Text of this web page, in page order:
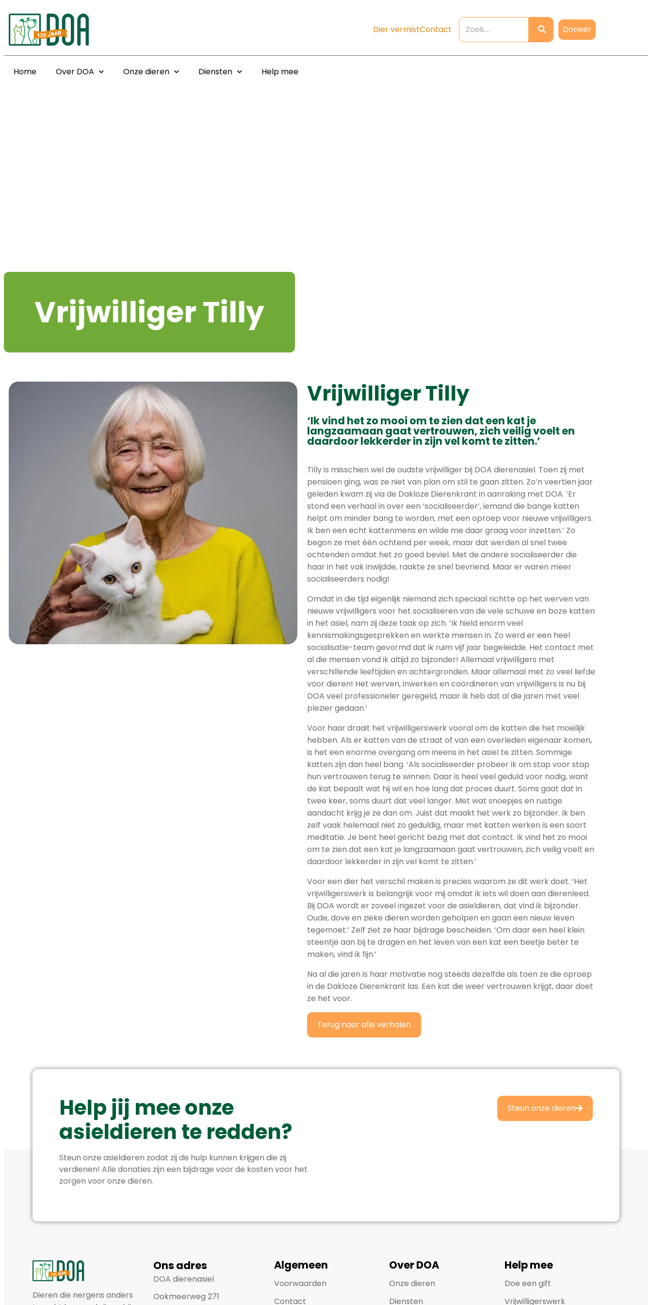
Dier vermistContact Doneer
Home Over DOA Onze dieren Diensten Help mee
Vrijwilliger Tilly
Vrijwilliger Tilly
‘Ik vind het zo mooi om te zien dat een kat je
langzaamaan gaat vertrouwen, zich veilig voelt en
daardoor lekkerder in zijn vel komt te zitten.’
Tilly is misschien wel de oudste vrijwilliger bij DOA dierenasiel. Toen zij met
pensioen ging, was ze niet van plan om stil te gaan zitten. Zo’n veertien jaar
geleden kwam zij via de Dakloze Dierenkrant in aanraking met DOA. ‘Er
stond een verhaal in over een ‘socialiseerder’, iemand die bange katten
helpt om minder bang te worden, met een oproep voor nieuwe vrijwilligers.
Ik ben een echt kattenmens en wilde me daar graag voor inzetten.’ Zo
begon ze met één ochtend per week, maar dat werden al snel twee
ochtenden omdat het zo goed beviel. Met de andere socialiseerder die
haar in het vak inwijdde, raakte ze snel bevriend. Maar er waren meer
socialiseerders nodig!
Omdat in die tijd eigenlijk niemand zich speciaal richtte op het werven van
nieuwe vrijwilligers voor het socialiseren van de vele schuwe en boze katten
in het asiel, nam zij deze taak op zich. ‘Ik hield enorm veel
kennismakingsgesprekken en werkte mensen in. Zo werd er een heel
socialisatie-team gevormd dat ik ruim vijf jaar begeleidde. Het contact met
al die mensen vond ik altijd zo bijzonder! Allemaal vrijwilligers met
verschillende leeftijden en achtergronden. Maar allemaal met zo veel liefde
voor dieren! Het werven, inwerken en coördineren van vrijwilligers is nu bij
DOA veel professioneler geregeld, maar ik heb dat al die jaren met veel
plezier gedaan.’
Voor haar draait het vrijwilligerswerk vooral om de katten die het moeilijk
hebben. Als er katten van de straat of van een overleden eigenaar komen,
is het een enorme overgang om ineens in het asiel te zitten. Sommige
katten zijn dan heel bang. ‘Als socialiseerder probeer ik om stap voor stap
hun vertrouwen terug te winnen. Daar is heel veel geduld voor nodig, want
de kat bepaalt wat hij wil en hoe lang dat proces duurt. Soms gaat dat in
twee keer, soms duurt dat veel langer. Met wat snoepjes en rustige
aandacht krijg je ze dan om. Juist dat maakt het werk zo bijzonder. Ik ben
zelf vaak helemaal niet zo geduldig, maar met katten werken is een soort
meditatie. Je bent heel gericht bezig met dat contact. Ik vind het zo mooi
om te zien dat een kat je langzaamaan gaat vertrouwen, zich veilig voelt en
daardoor lekkerder in zijn vel komt te zitten.’
Voor een dier het verschil maken is precies waarom ze dit werk doet. ‘Het
vrijwilligerswerk is belangrijk voor mij omdat ik iets wil doen aan dierenleed.
Bij DOA wordt er zoveel ingezet voor de asieldieren, dat vind ik bijzonder.
Oude, dove en zieke dieren worden geholpen en gaan een nieuw leven
tegemoet.’ Zelf ziet ze haar bijdrage bescheiden. ‘Om daar een heel klein
steentje aan bij te dragen en het leven van een kat een beetje beter te
maken, vind ik fijn.’
Na al die jaren is haar motivatie nog steeds dezelfde als toen ze die oproep
in de Dakloze Dierenkrant las. Een kat die weer vertrouwen krijgt, daar doet
ze het voor.
Terug naar alle verhalen
Help jij mee onze
asieldieren te redden?
Steun onze asieldieren zodat zij de hulp kunnen krijgen die zij
verdienen! Alle donaties zijn een bijdrage voor de kosten voor het
zorgen voor onze dieren.
Steun onze dieren
Dieren die nergens anders
Ons adres
DOA dierenasiel
Ookmeerweg 271
Algemeen
Voorwaarden
Contact
Over DOA
Onze dieren
Diensten
Help mee
Doe een gift
Vrijwilligerswerk